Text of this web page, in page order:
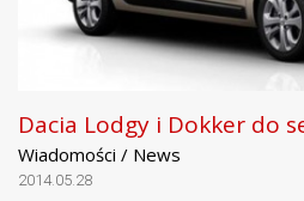
Dacia Lodgy i Dokker do
Wiadomości / News
2014.05.28